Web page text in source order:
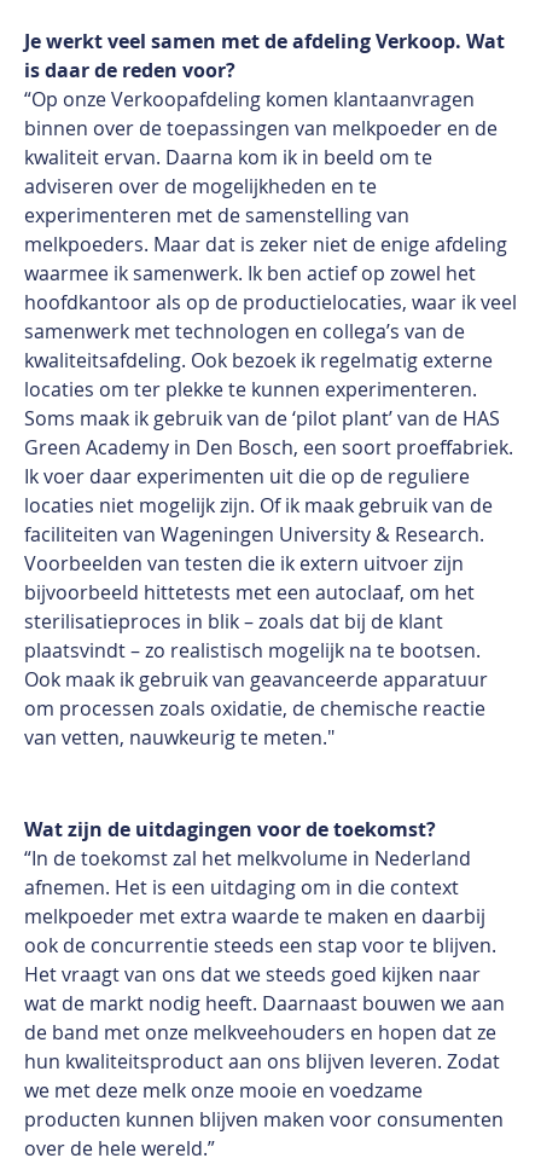
Je werkt veel samen met de afdeling Verkoop. Wat
is daar de reden voor?
“Op onze Verkoopafdeling komen klantaanvragen
binnen over de toepassingen van melkpoeder en de
kwaliteit ervan. Daarna kom ik in beeld om te
adviseren over de mogelijkheden en te
experimenteren met de samenstelling van
melkpoeders. Maar dat is zeker niet de enige afdeling
waarmee ik samenwerk. Ik ben actief op zowel het
hoofdkantoor als op de productielocaties, waar ik veel
samenwerk met technologen en collega’s van de
kwaliteitsafdeling. Ook bezoek ik regelmatig externe
locaties om ter plekke te kunnen experimenteren.
Soms maak ik gebruik van de ‘pilot plant’ van de HAS
Green Academy in Den Bosch, een soort proeffabriek.
Ik voer daar experimenten uit die op de reguliere
locaties niet mogelijk zijn. Of ik maak gebruik van de
faciliteiten van Wageningen University & Research.
Voorbeelden van testen die ik extern uitvoer zijn
bijvoorbeeld hittetests met een autoclaaf, om het
sterilisatieproces in blik – zoals dat bij de klant
plaatsvindt – zo realistisch mogelijk na te bootsen.
Ook maak ik gebruik van geavanceerde apparatuur
om processen zoals oxidatie, de chemische reactie
van vetten, nauwkeurig te meten."
Wat zijn de uitdagingen voor de toekomst?
“In de toekomst zal het melkvolume in Nederland
afnemen. Het is een uitdaging om in die context
melkpoeder met extra waarde te maken en daarbij
ook de concurrentie steeds een stap voor te blijven.
Het vraagt van ons dat we steeds goed kijken naar
wat de markt nodig heeft. Daarnaast bouwen we aan
de band met onze melkveehouders en hopen dat ze
hun kwaliteitsproduct aan ons blijven leveren. Zodat
we met deze melk onze mooie en voedzame
producten kunnen blijven maken voor consumenten
over de hele wereld.”